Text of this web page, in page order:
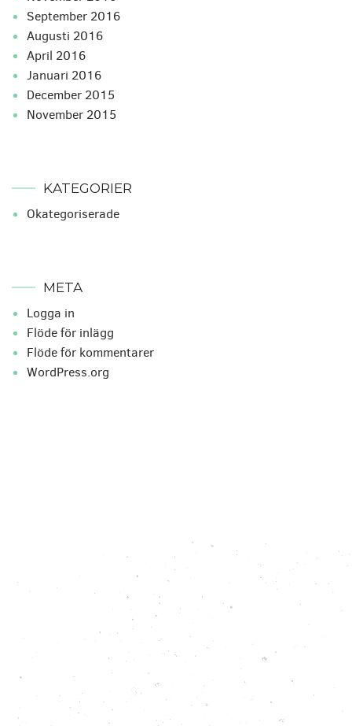
september 2016
augusti 2016
april 2016
januari 2016
december 2015
november 2015
KATEGORIER
Okategoriserade
META
Logga in
Flöde för inlägg
Flöde för kommentarer
WordPress.org